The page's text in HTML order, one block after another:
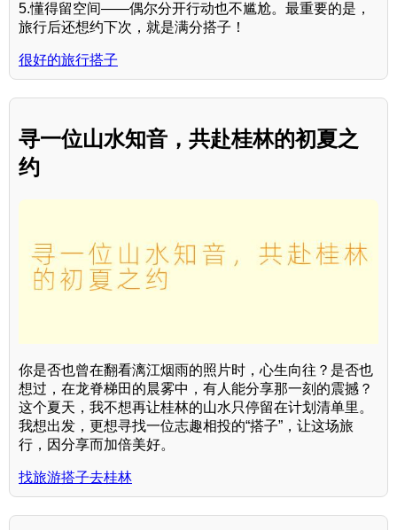
5.懂得留空间——偶尔分开行动也不尴尬。最重要的是，
旅行后还想约下次，就是满分搭子！
很好的旅行搭子
寻一位山水知音，共赴桂林的初夏之
约
你是否也曾在翻看漓江烟雨的照片时，心生向往？是否也
想过，在龙脊梯田的晨雾中，有人能分享那一刻的震撼？
这个夏天，我不想再让桂林的山水只停留在计划清单里。
我想出发，更想寻找一位志趣相投的“搭子”，让这场旅
行，因分享而加倍美好。
找旅游搭子去桂林